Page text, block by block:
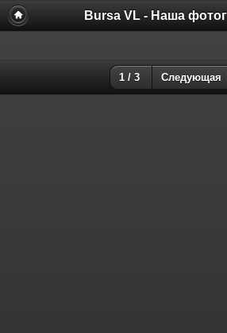
Bursa VL - Наша
1 / 3 Следующая